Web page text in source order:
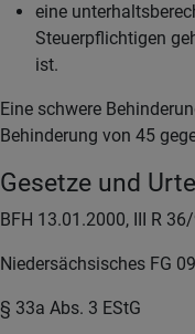
eine
Steuerpflichtigen
ist.
Eine schwere
Behinderung von 45
Gesetze und
BFH 13.01.2000, III R
Niedersächsisches FG
§ 33a Abs. 3 EStG